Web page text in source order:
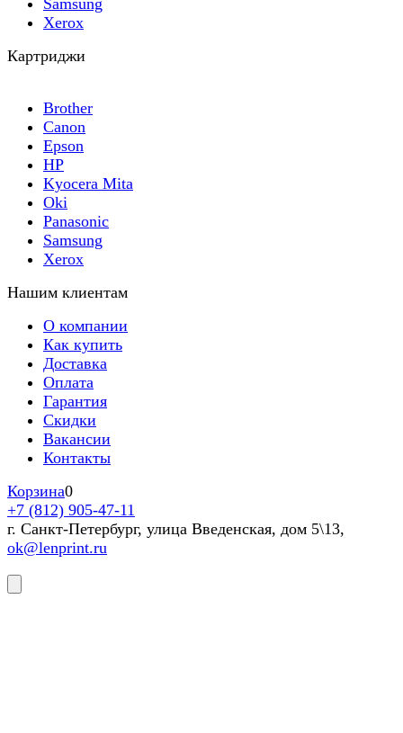
Xerox
Картриджи
Brother
Canon
Epson
HP
Kyocera Mita
Oki
Panasonic
Samsung
Xerox
Нашим клиентам
О компании
Как купить
Доставка
Оплата
Гарантия
Скидки
Вакансии
Контакты
Корзина0
+7 (812) 905-47-11
г. Санкт-Петербург, улица Введенская, дом 5\13,
ok@lenprint.ru